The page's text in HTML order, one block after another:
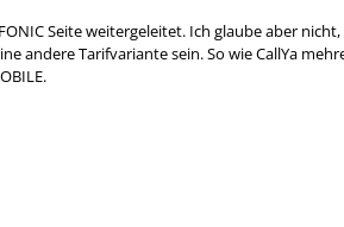
Seite weitergeleitet. Ich glaube aber
andere Tarifvariante sein. So wie CallYa